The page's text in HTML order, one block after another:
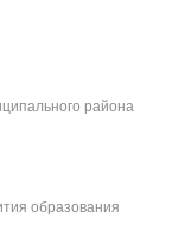
района
образования